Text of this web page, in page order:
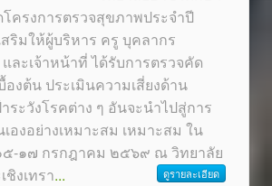
โครงการตรวจสุขภาพประจำปี
ริมให้ผู้บริหาร ครู บุคลากร
ละเจ้าหน้าที่ ได้รับการตรวจคัด
องต้น ประเมินความเสี่ยงด้าน
ระวังโรคต่าง ๆ อันจะนำไปสู่การ
องอย่างเหมาะสม เหมาะสม ใน
๕-๑๗ กรกฎาคม ๒๕๖๙ ณ วิทยาลัย
งเทรา... ดูรายละเอียด